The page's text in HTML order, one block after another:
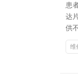
患
达
供
维